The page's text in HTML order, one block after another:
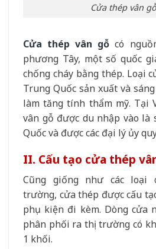
Cửa thép vân
Cửa thép vân gỗ có
phương Tây, một số quốc
chống cháy bằng thép. Loại
Trung Quốc sản xuất và
làm tăng tính thẩm mỹ. Tại
vân gỗ được du nhập vào là
Quốc và được các đại lý ủy
II. Cấu tạo cửa thép
Cũng giống như các loại
trường, cửa thép được cấu
phụ kiện đi kèm. Dòng cửa
phân phối ra thị trường có
1 khối.